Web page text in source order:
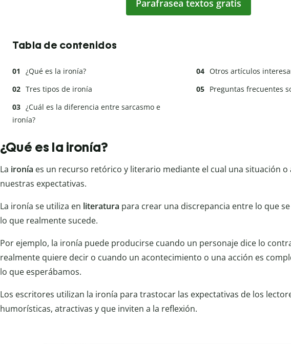
Parafrasea textos gratis
Tabla de contenidos
¿Qué es la ironía?
Tres tipos de ironía
¿Cuál es la diferencia entre sarcasmo e
ironía?
Otros artículos
Preguntas frecuentes
¿Qué es la ironía?
La ironía es un recurso retórico y literario mediante el cual una situación
nuestras expectativas.
La ironía se utiliza en literatura para crear una discrepancia entre lo que
lo que realmente sucede.
Por ejemplo, la ironía puede producirse cuando un personaje dice lo
realmente quiere decir o cuando un acontecimiento o una acción es
lo que esperábamos.
Los escritores utilizan la ironía para trastocar las expectativas de los
humorísticas, atractivas y que inviten a la reflexión.